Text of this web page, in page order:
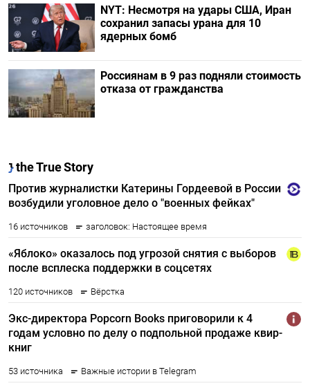
NYT: Несмотря на удары США, Иран
сохранил запасы урана для 10
ядерных бомб
Россиянам в 9 раз подняли стоимость
отказа от гражданства